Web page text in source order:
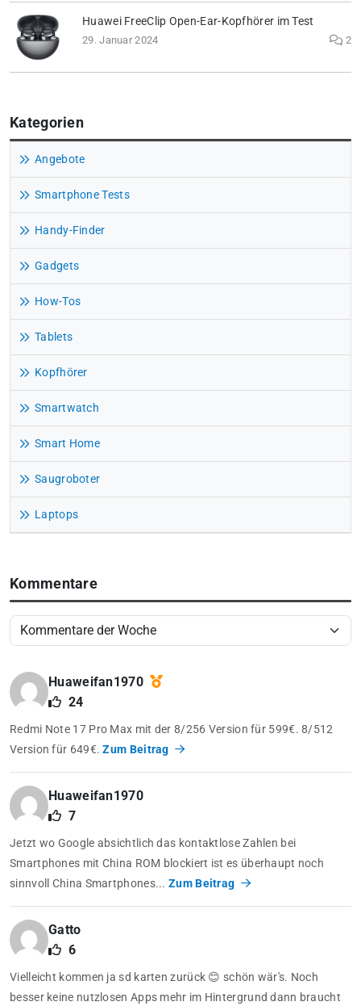
Huawei FreeClip Open-Ear-Kopfhörer im Test
29. Januar 2024 2
Kategorien
Angebote
Smartphone Tests
Handy-Finder
Gadgets
How-Tos
Tablets
Kopfhörer
Smartwatch
Smart Home
Saugroboter
Laptops
Kommentare
Huaweifan1970
24
Redmi Note 17 Pro Max mit der 8/256 Version für 599€. 8/512
Version für 649€.Zum Beitrag
Huaweifan1970
7
Jetzt wo Google absichtlich das kontaktlose Zahlen bei
Smartphones mit China ROM blockiert ist es überhaupt noch
sinnvoll China Smartphones...Zum Beitrag
Gatto
6
Vielleicht kommen ja sd karten zurück 😊 schön wär's. Noch
besser keine nutzlosen Apps mehr im Hintergrund dann braucht